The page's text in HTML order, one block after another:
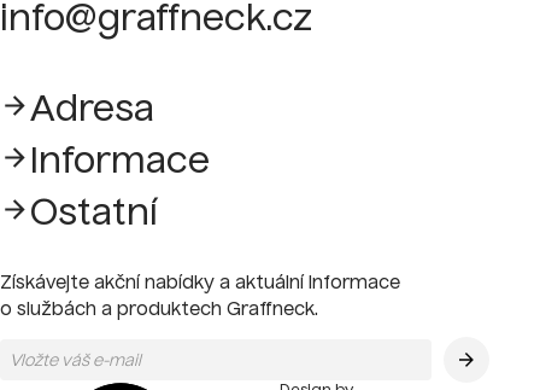
info@graffneck.cz
Adresa
Informace
Ostatní
Získávejte akční nabídky a aktuální informace
o službách a produktech Graffneck.